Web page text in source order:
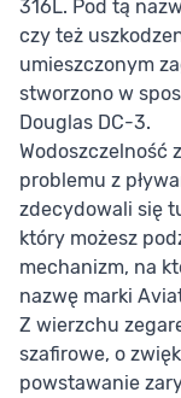
316L. Pod tą
czy też
umieszczonym
stworzono w
Douglas DC-3.
Wodoszczelność
problemu z
zdecydowali się
który możesz
mechanizm, na
nazwę marki
Z wierzchu
szafirowe, o
powstawanie